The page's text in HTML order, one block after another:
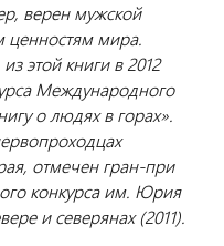
верен мужской
ценностям мира.
этой книги в 2012
Международного
о людях в горах».
отмечен гран-при
конкурса им. Юрия
и северянах (2011).